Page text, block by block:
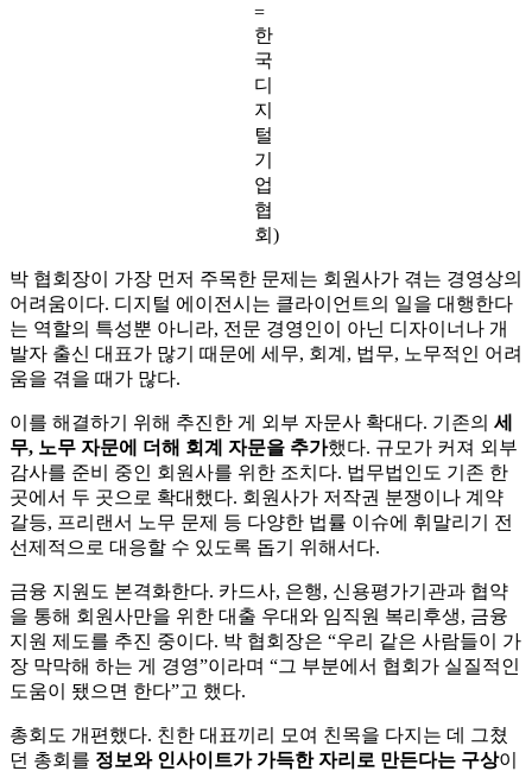
=
한
국
디
지
털
기
업
협
회)
박 협회장이 가장 먼저 주목한 문제는 회원사가 겪는 경영상의
어려움이다. 디지털 에이전시는 클라이언트의 일을 대행한다
는 역할의 특성뿐 아니라, 전문 경영인이 아닌 디자이너나 개
발자 출신 대표가 많기 때문에 세무, 회계, 법무, 노무적인 어려
움을 겪을 때가 많다.
이를 해결하기 위해 추진한 게 외부 자문사 확대다. 기존의 세
무, 노무 자문에 더해 회계 자문을 추가했다. 규모가 커져 외부
감사를 준비 중인 회원사를 위한 조치다. 법무법인도 기존 한
곳에서 두 곳으로 확대했다. 회원사가 저작권 분쟁이나 계약
갈등, 프리랜서 노무 문제 등 다양한 법률 이슈에 휘말리기 전
선제적으로 대응할 수 있도록 돕기 위해서다.
금융 지원도 본격화한다. 카드사, 은행, 신용평가기관과 협약
을 통해 회원사만을 위한 대출 우대와 임직원 복리후생, 금융
지원 제도를 추진 중이다. 박 협회장은 “우리 같은 사람들이 가
장 막막해 하는 게 경영”이라며 “그 부분에서 협회가 실질적인
도움이 됐으면 한다”고 했다.
총회도 개편했다. 친한 대표끼리 모여 친목을 다지는 데 그쳤
던 총회를 정보와 인사이트가 가득한 자리로 만든다는 구상이